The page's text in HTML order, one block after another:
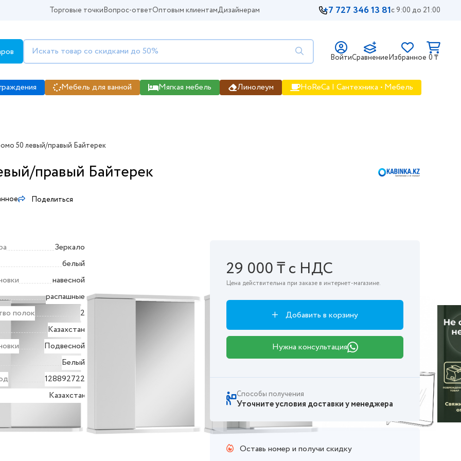
Торговые точкиВопрос-ответОптовым клиентамДизайнерам +7 727 346 13 81с 9:00 до 21:00
ВойтиСравнениеИзбранное 0 ₸
Мебель для ванной Мягкая мебель Линолеум HoReCa | Сантехника • Мебель
50 левый/правый Байтерек
правый Байтерек
Поделиться
Зеркало
белый
навесной
распашные
полок
2
Казахстан
Подвесной
Белый
128892722
Казахстан
29 000 ₸ с НДС
Цена действительна при заказе в интернет-магазине.
Добавить в корзину
Нужна консультация
Способы получения
Уточните условия доставки у менеджера
Оставь номер и получи скидку